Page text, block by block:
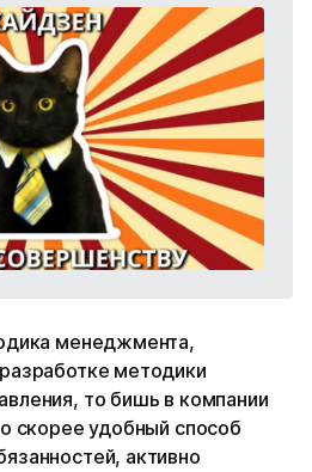
менеджмента,
методики
то бишь в компании
скорее удобный способ
активно